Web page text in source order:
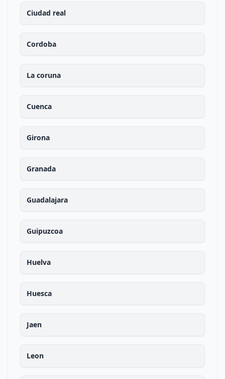
Ciudad real
Cordoba
La coruna
Cuenca
Girona
Granada
Guadalajara
Guipuzcoa
Huelva
Huesca
Jaen
Leon